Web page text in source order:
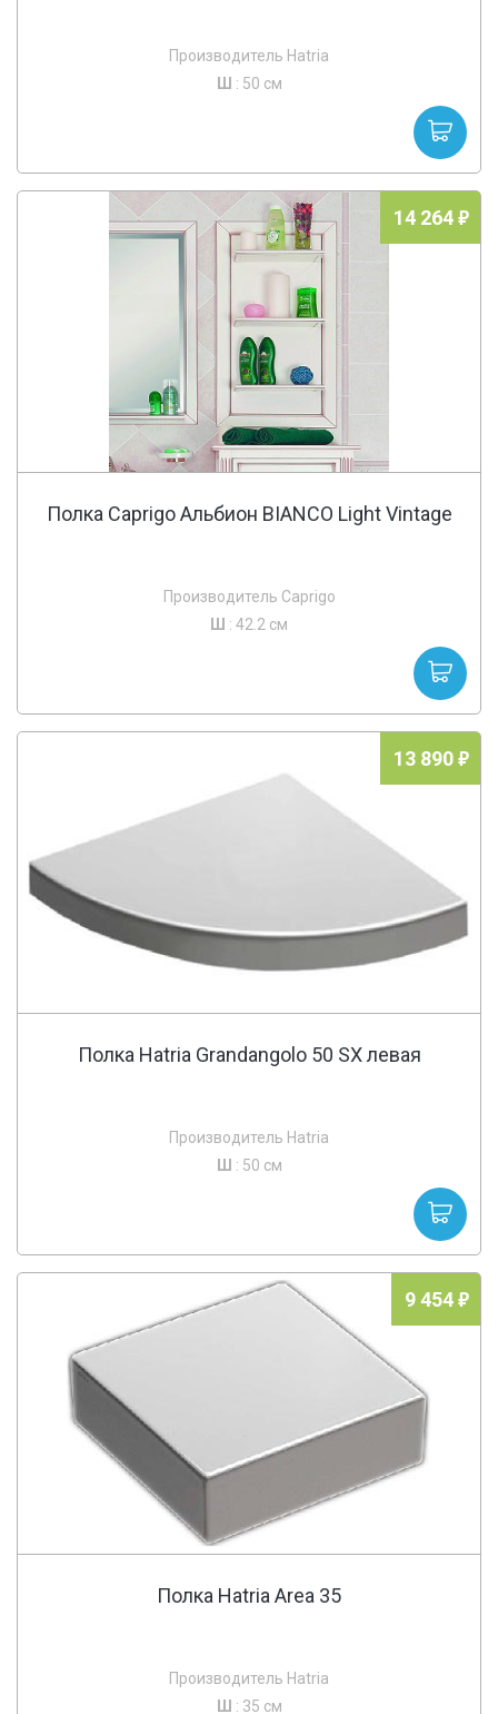
Производитель Hatria
Ш : 50 см
14 264
Полка Caprigo Альбион BIANCO Light Vintage
Производитель Caprigo
Ш : 42.2 см
13 890
Полка Hatria Grandangolo 50 SX левая
Производитель Hatria
Ш : 50 см
9 454
Полка Hatria Area 35
Производитель Hatria
Ш : 35 см